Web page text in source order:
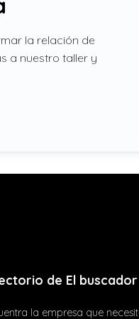
la relación de
a nuestro taller y
de El
la empresa que